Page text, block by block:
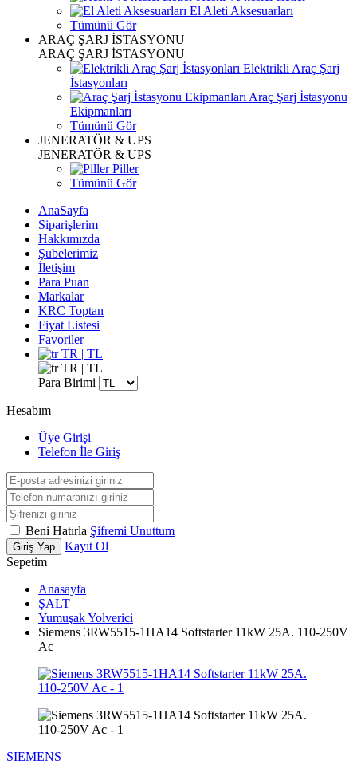
El Aleti Aksesuarları
Tümünü Gör
ARAÇ ŞARJ İSTASYONU
ARAÇ ŞARJ İSTASYONU
Elektrikli Araç Şarj
İstasyonları
Araç Şarj İstasyonu
Ekipmanları
Tümünü Gör
JENERATÖR & UPS
JENERATÖR & UPS
Piller
Tümünü Gör
AnaSayfa
Siparişlerim
Hakkımızda
Şubelerimiz
İletişim
Para Puan
Markalar
KRC Toptan
Fiyat Listesi
Favoriler
TR | TL
TR | TL
Para Birimi
Hesabım
Üye Girişi
Telefon İle Giriş
Beni Hatırla Şifremi Unuttum
Giriş Yap
Kayıt Ol
Sepetim
Anasayfa
ŞALT
Yumuşak Yolverici
Siemens 3RW5515-1HA14 Softstarter 11kW 25A. 110-250V
Ac
SIEMENS